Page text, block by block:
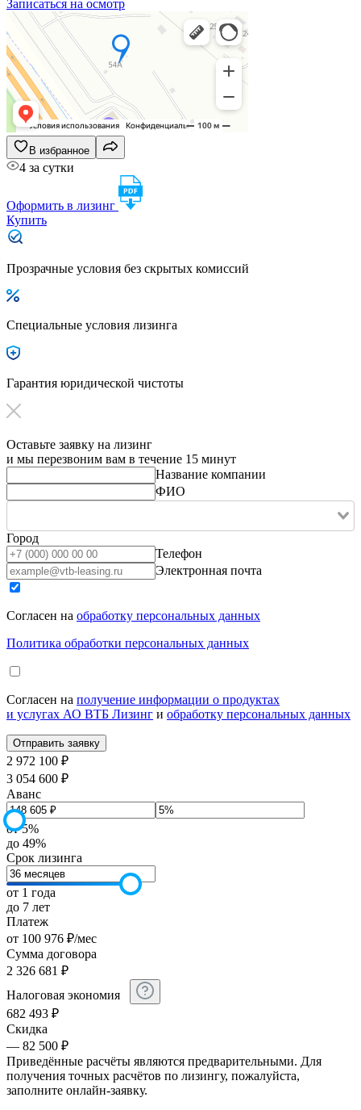
Записаться на осмотр
В избранное
4 за сутки
Оформить в лизинг
Купить
Прозрачные условия без скрытых комиссий
Специальные условия лизинга
Гарантия юридической чистоты
Оставьте заявку на лизинг
и мы перезвоним вам в течение 15 минут
Название компании
ФИО
Город
Телефон
Электронная почта
Согласен на обработку персональных данных
Политика обработки персональных данных
Согласен на получение информации о продуктах
и услугах АО ВТБ Лизинг и обработку персональных данных
2 972 100 ₽
3 054 600 ₽
Аванс
от 5%
до 49%
Срок лизинга
от 1 года
до 7 лет
Платеж
от 100 976 ₽/мес
Сумма договора
2 326 681 ₽
Налоговая экономия
682 493 ₽
Скидка
— 82 500 ₽
Приведённые расчёты являются предварительными. Для
получения точных расчётов по лизингу, пожалуйста,
заполните онлайн-заявку.